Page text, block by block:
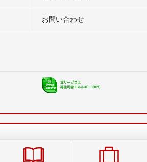
お問い合わせ